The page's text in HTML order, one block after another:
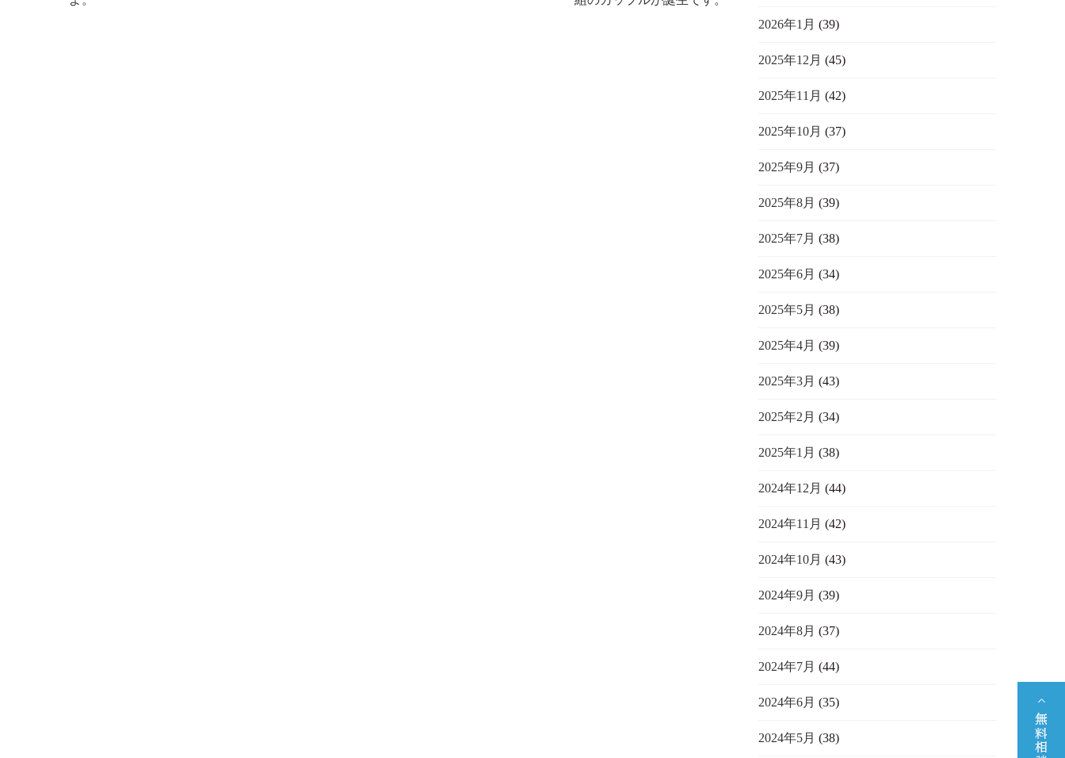
2026年1月 (39)
2025年12月 (45)
2025年11月 (42)
2025年10月 (37)
2025年9月 (37)
2025年8月 (39)
2025年7月 (38)
2025年6月 (34)
2025年5月 (38)
2025年4月 (39)
2025年3月 (43)
2025年2月 (34)
2025年1月 (38)
2024年12月 (44)
2024年11月 (42)
2024年10月 (43)
2024年9月 (39)
2024年8月 (37)
2024年7月 (44)
2024年6月 (35)
2024年5月 (38)